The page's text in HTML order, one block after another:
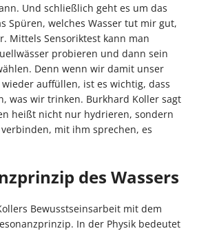
Und schließlich geht es um das
Spüren, welches Wasser tut mir gut,
Mittels Sensoriktest kann man
probieren und dann sein
Denn wenn wir damit unser
auffüllen, ist es wichtig, dass
was wir trinken. Burkhard Koller sagt
heißt nicht nur hydrieren, sondern
mit ihm sprechen, es
des Wassers
Bewusstseinsarbeit mit dem
In der Physik bedeutet